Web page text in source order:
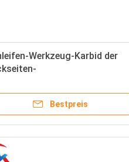
Werkzeug-Karbid der
Einsätze fugt
Bestpreis